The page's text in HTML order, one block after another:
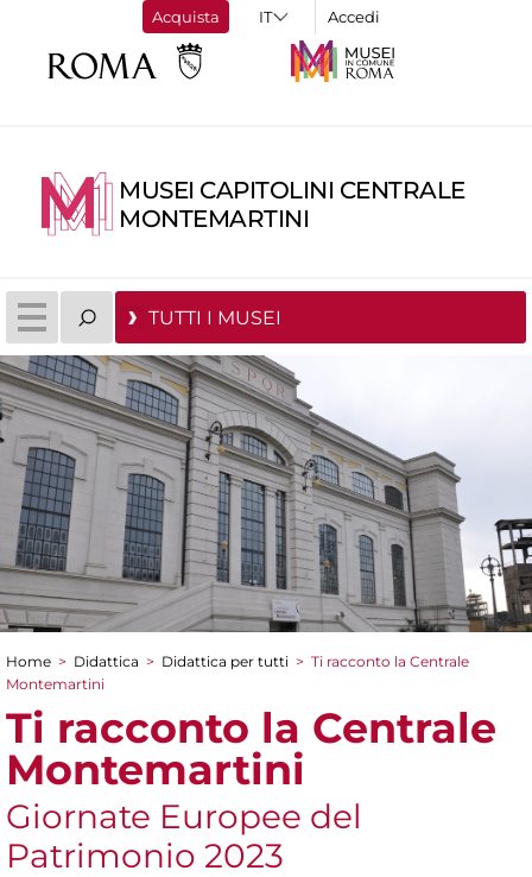
Acquista Accedi
MUSEI CAPITOLINI CENTRALE
MONTEMARTINI
TUTTI I MUSEI
Tu sei qui
Home > Didattica > Didattica per tutti > Ti racconto la Centrale
Montemartini
Ti racconto la Centrale
Montemartini
Giornate Europee del
Patrimonio 2023